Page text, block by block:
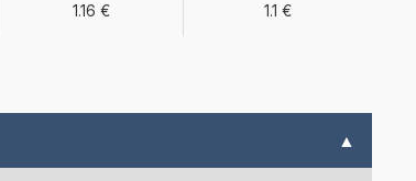
1.16 € 1.1 €
▲